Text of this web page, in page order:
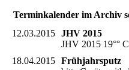
Terminkalender im Archiv
12.03.2015 JHV 2015
JHV 2015 19°°
18.04.2015 Frühjahrsputz